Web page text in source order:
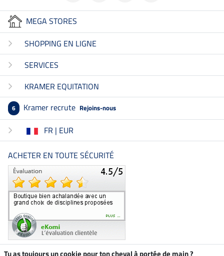
MEGA STORES
SHOPPING EN LIGNE
SERVICES
KRAMER EQUITATION
6 Kramer recrute Rejoins-nous
FR | EUR
ACHETER EN TOUTE SÉCURITÉ